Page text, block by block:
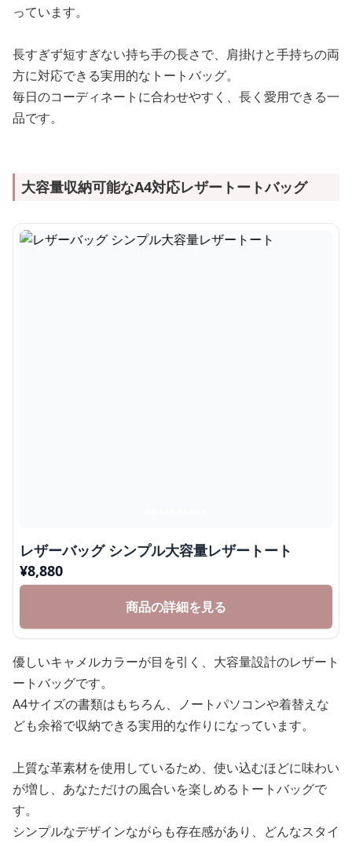
っています。
長すぎず短すぎない持ち手の長さで、肩掛けと手持ちの両
方に対応できる実用的なトートバッグ。
毎日のコーディネートに合わせやすく、長く愛用できる一
品です。
大容量収納可能なA4対応レザートートバッグ
レザーバッグ シンプル大容量レザートート
¥8,880
商品の詳細を見る
優しいキャメルカラーが目を引く、大容量設計のレザート
ートバッグです。
A4サイズの書類はもちろん、ノートパソコンや着替えな
ども余裕で収納できる実用的な作りになっています。
上質な革素材を使用しているため、使い込むほどに味わい
が増し、あなただけの風合いを楽しめるトートバッグで
す。
シンプルなデザインながらも存在感があり、どんなスタイ